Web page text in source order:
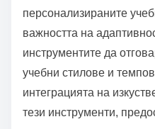
персонализираните
важността на
инструментите да
учебни стилове и
интеграцията на
тези инструменти,